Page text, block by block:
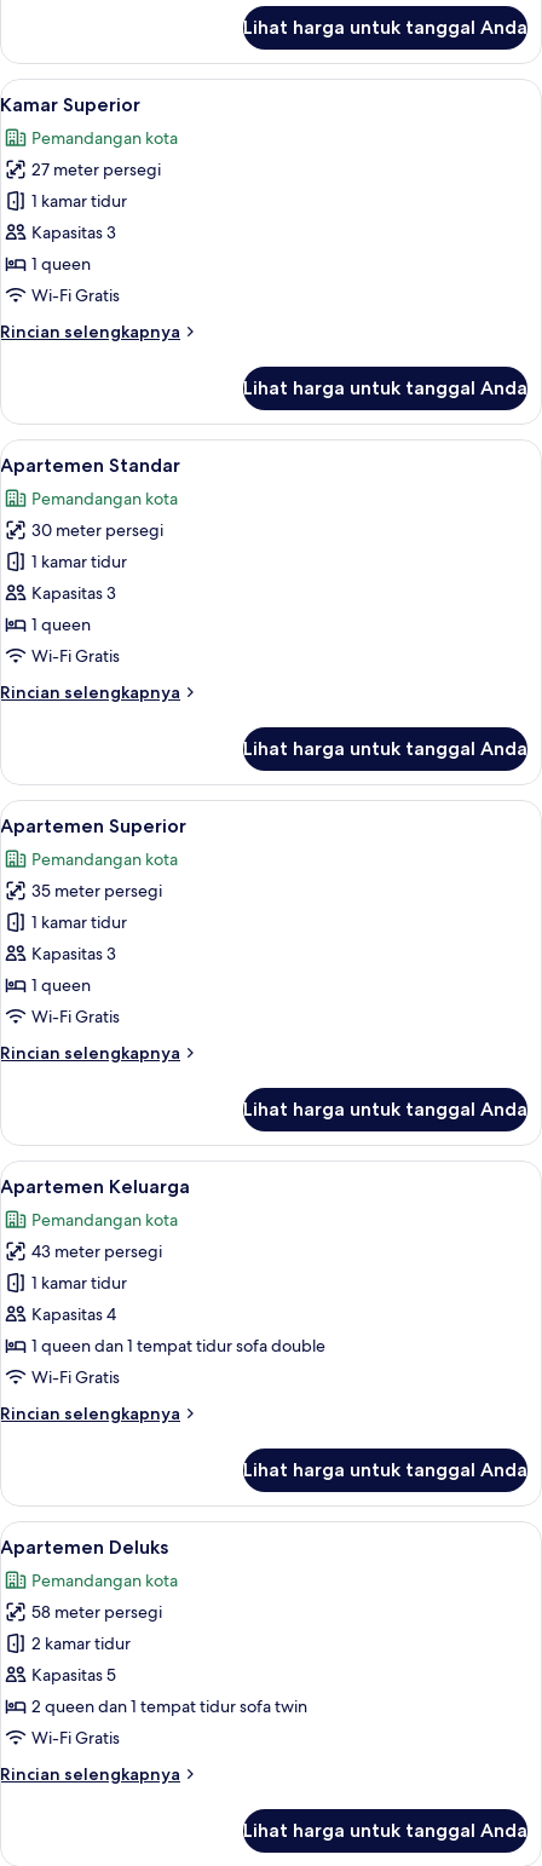
Sofa
Apartemen
Junior,
1
Tidur
Queen
dengan
tempat
tidur
Sofa
Lihat harga untuk tanggal Anda
Lihat
semua
foto
untuk
Kamar
Superior
Kamar Superior | Minibar gratis,
20
Kamar Superior
Pemandangan kota
27 meter persegi
1 kamar tidur
Kapasitas 3
1 queen
Wi-Fi Gratis
Rincian selengkapnya
Rincian
Kamar
Superior
Lihat harga untuk tanggal Anda
Lihat
semua
foto
untuk
Apartemen
Standar
Minibar gratis, ruang kerja ramah
12
Apartemen Standar
Pemandangan kota
30 meter persegi
1 kamar tidur
Kapasitas 3
1 queen
Wi-Fi Gratis
Rincian selengkapnya
Rincian
Apartemen
Standar
Lihat harga untuk tanggal Anda
Lihat
semua
foto
untuk
Apartemen
Superior
Minibar gratis, ruang kerja ramah
26
Apartemen Superior
Pemandangan kota
35 meter persegi
1 kamar tidur
Kapasitas 3
1 queen
Wi-Fi Gratis
Rincian selengkapnya
Rincian
Apartemen
Superior
Lihat harga untuk tanggal Anda
Lihat
semua
foto
untuk
Apartemen
Keluarga
Apartemen Keluarga | Area
12
Apartemen Keluarga
Pemandangan kota
43 meter persegi
1 kamar tidur
Kapasitas 4
1 queen dan 1 tempat tidur sofa double
Wi-Fi Gratis
Rincian selengkapnya
Rincian
Apartemen
Keluarga
Lihat harga untuk tanggal Anda
Lihat
semua
foto
untuk
Apartemen
Deluks
Apartemen Deluks | Area keluarga |
21
Apartemen Deluks
Pemandangan kota
58 meter persegi
2 kamar tidur
Kapasitas 5
2 queen dan 1 tempat tidur sofa twin
Wi-Fi Gratis
Rincian selengkapnya
Rincian
Apartemen
Lihat harga untuk tanggal Anda